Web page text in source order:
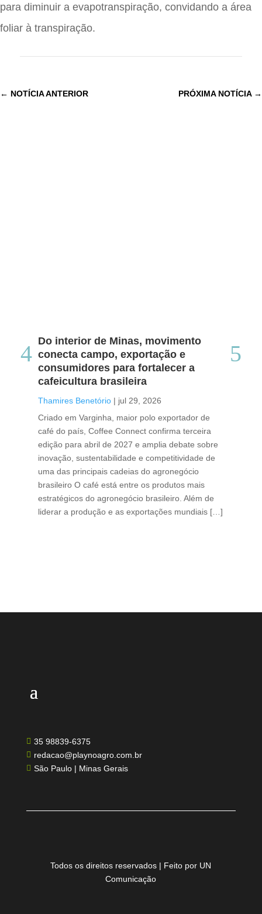
para diminuir a evapotranspiração, convidando a área
foliar à transpiração.
← NOTÍCIA ANTERIOR PRÓXIMA NOTÍCIA→
Do interior de Minas, movimento
conecta campo, exportação e
consumidores para fortalecer a
cafeicultura brasileira
Thamires Benetório | jul 29, 2026
Criado em Varginha, maior polo exportador de
café do país, Coffee Connect confirma terceira
edição para abril de 2027 e amplia debate sobre
inovação, sustentabilidade e competitividade de
uma das principais cadeias do agronegócio
brasileiro O café está entre os produtos mais
estratégicos do agronegócio brasileiro. Além de
liderar a produção e as exportações mundiais […]
 35 98839-6375
 redacao@playnoagro.com.br
 São Paulo | Minas Gerais
Todos os direitos reservados | Feito por UN
Comunicação